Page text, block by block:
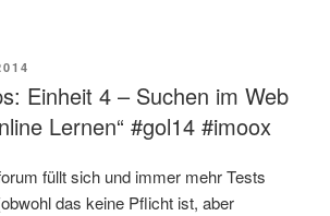
Einheit 4 – Suchen im Web
Lernen“ #gol14 #imoox
füllt sich und immer mehr Tests
das keine Pflicht ist, aber